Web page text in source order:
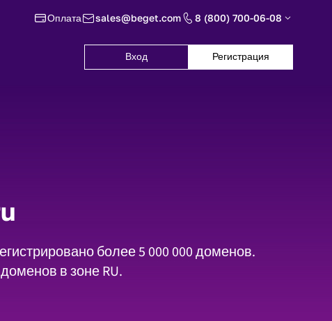
Оплата sales@beget.com 8 (800) 700-06-08
Вход Регистрация
более 5 000 000 доменов.
в зоне RU.